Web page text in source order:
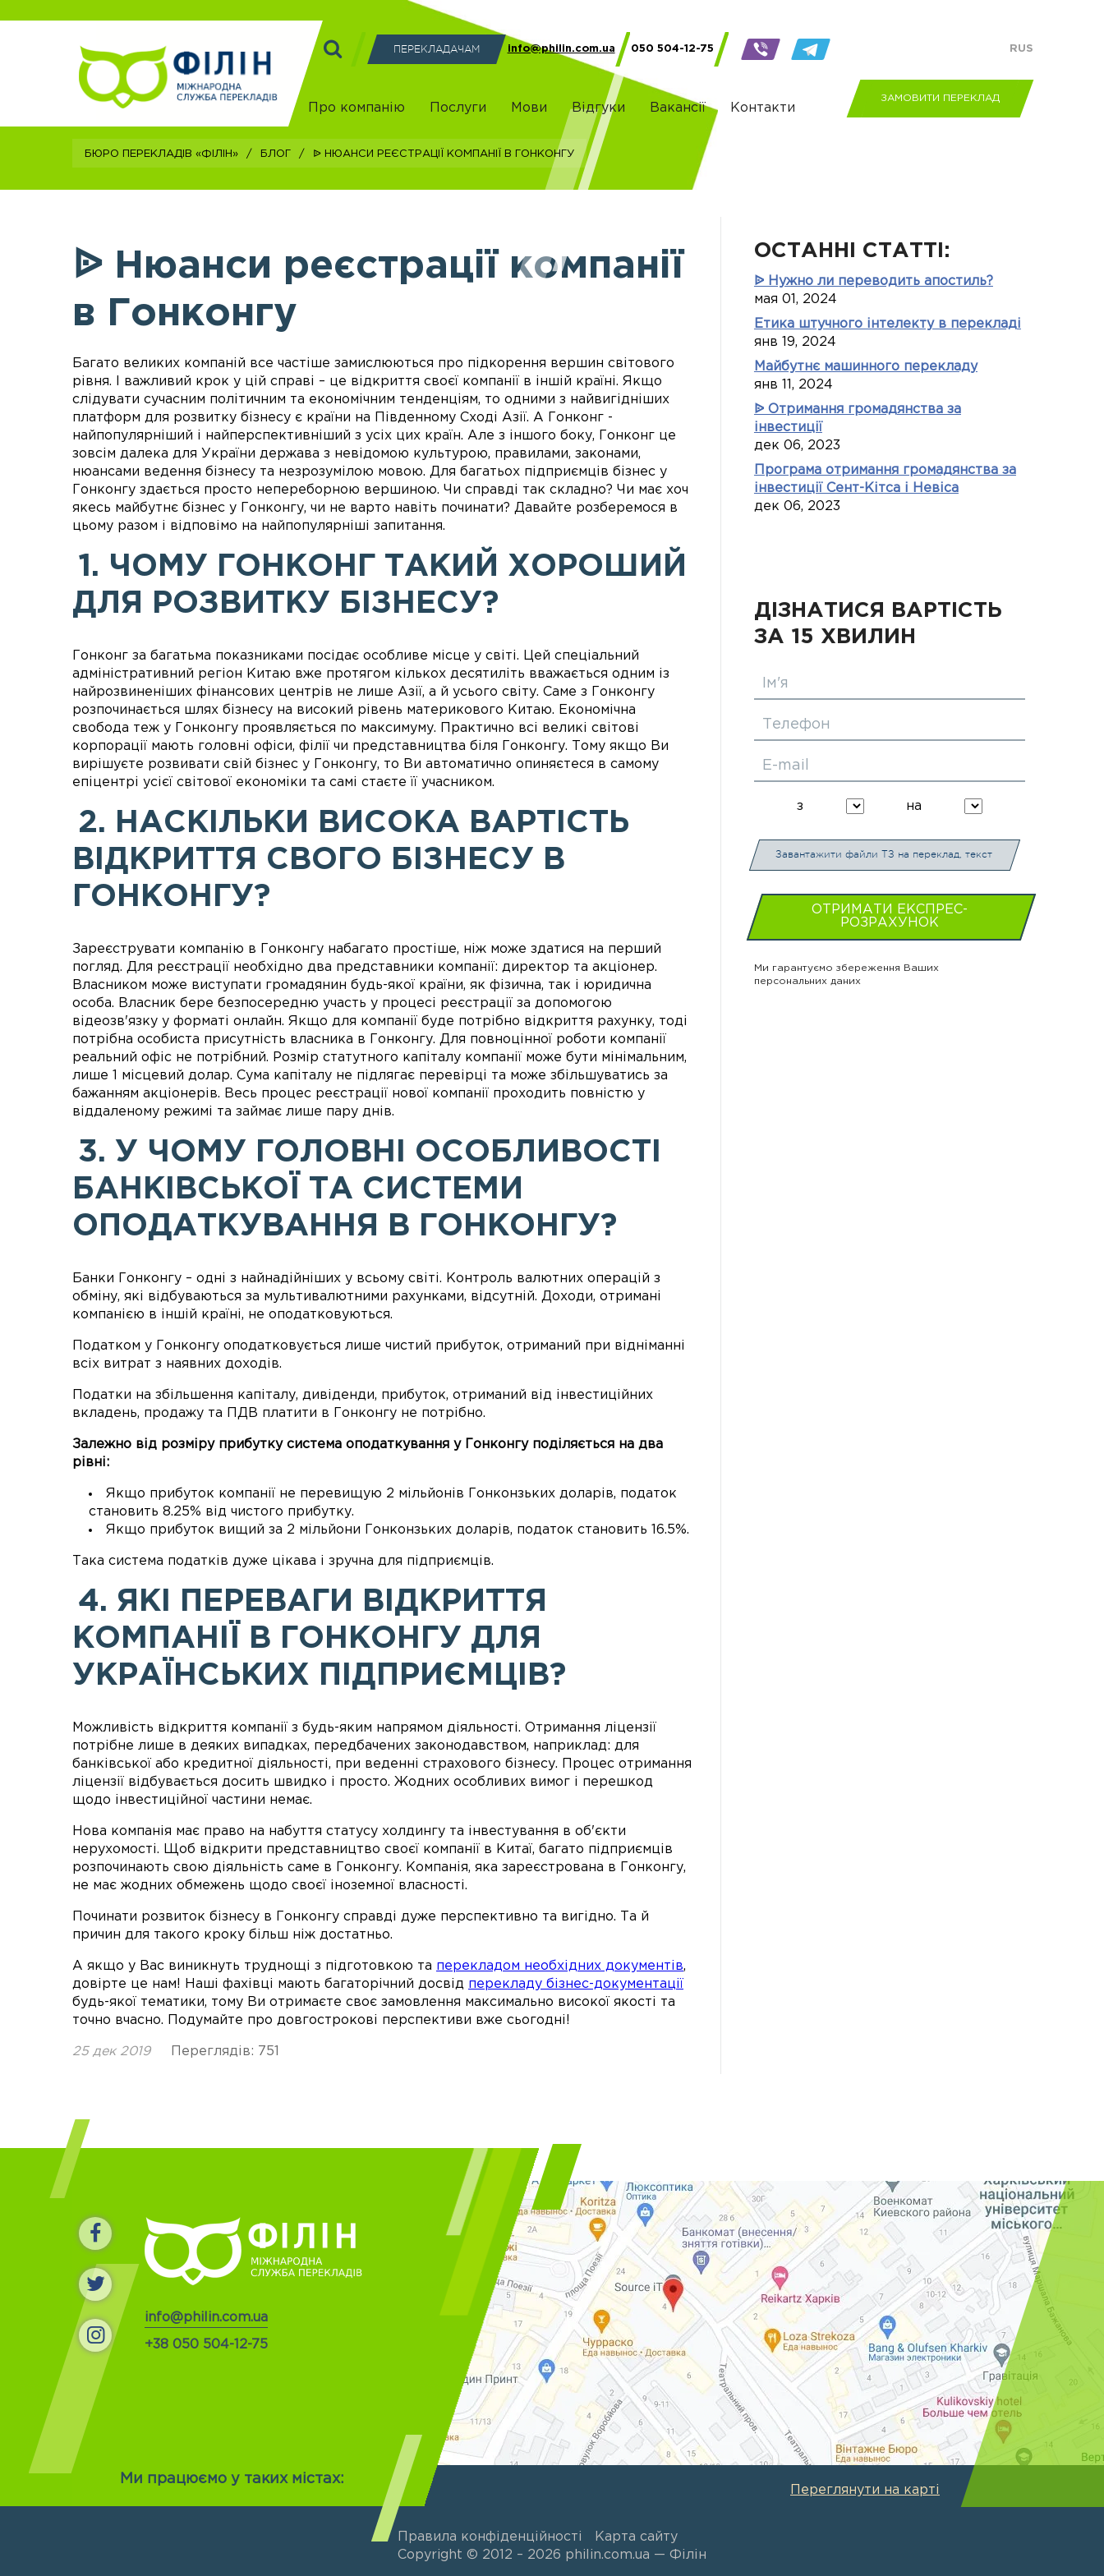
ПЕРЕКЛАДАЧАМ info@philin.com.ua 050 504-12-75 RUS
Про компанію Послуги Мови Відгуки Вакансії Контакти
ЗАМОВИТИ ПЕРЕКЛАД
Бюро перекладів «Філін» / Блог / ᐉ Нюанси реєстрації компанії в Гонконгу
ᐉ Нюанси реєстрації компанії
в Гонконгу
Багато великих компаній все частіше замислюються про підкорення вершин світового
рівня. І важливий крок у цій справі – це відкриття своєї компанії в іншій країні. Якщо
слідувати сучасним політичним та економічним тенденціям, то одними з найвигідніших
платформ для розвитку бізнесу є країни на Південному Сході Азії. А Гонконг -
найпопулярніший і найперспективніший з усіх цих країн. Але з іншого боку, Гонконг це
зовсім далека для України держава з невідомою культурою, правилами, законами,
нюансами ведення бізнесу та незрозумілою мовою. Для багатьох підприємців бізнес у
Гонконгу здається просто непереборною вершиною. Чи справді так складно? Чи має хоч
якесь майбутнє бізнес у Гонконгу, чи не варто навіть починати? Давайте розберемося в
цьому разом і відповімо на найпопулярніші запитання.
1. ЧОМУ ГОНКОНГ ТАКИЙ ХОРОШИЙ
ДЛЯ РОЗВИТКУ БІЗНЕСУ?
Гонконг за багатьма показниками посідає особливе місце у світі. Цей спеціальний
адміністративний регіон Китаю вже протягом кількох десятиліть вважається одним із
найрозвиненіших фінансових центрів не лише Азії, а й усього світу. Саме з Гонконгу
розпочинається шлях бізнесу на високий рівень материкового Китаю. Економічна
свобода теж у Гонконгу проявляється по максимуму. Практично всі великі світові
корпорації мають головні офіси, філії чи представництва біля Гонконгу. Тому якщо Ви
вирішуєте розвивати свій бізнес у Гонконгу, то Ви автоматично опиняєтеся в самому
епіцентрі усієї світової економіки та самі стаєте її учасником.
2. НАСКІЛЬКИ ВИСОКА ВАРТІСТЬ
ВІДКРИТТЯ СВОГО БІЗНЕСУ В
ГОНКОНГУ?
Зареєструвати компанію в Гонконгу набагато простіше, ніж може здатися на перший
погляд. Для реєстрації необхідно два представники компанії: директор та акціонер.
Власником може виступати громадянин будь-якої країни, як фізична, так і юридична
особа. Власник бере безпосередню участь у процесі реєстрації за допомогою
відеозв'язку у форматі онлайн. Якщо для компанії буде потрібно відкриття рахунку, тоді
потрібна особиста присутність власника в Гонконгу. Для повноцінної роботи компанії
реальний офіс не потрібний. Розмір статутного капіталу компанії може бути мінімальним,
лише 1 місцевий долар. Сума капіталу не підлягає перевірці та може збільшуватись за
бажанням акціонерів. Весь процес реєстрації нової компанії проходить повністю у
віддаленому режимі та займає лише пару днів.
3. У ЧОМУ ГОЛОВНІ ОСОБЛИВОСТІ
БАНКІВСЬКОЇ ТА СИСТЕМИ
ОПОДАТКУВАННЯ В ГОНКОНГУ?
Банки Гонконгу – одні з найнадійніших у всьому світі. Контроль валютних операцій з
обміну, які відбуваються за мультивалютними рахунками, відсутній. Доходи, отримані
компанією в іншій країні, не оподатковуються.
Податком у Гонконгу оподатковується лише чистий прибуток, отриманий при відніманні
всіх витрат з наявних доходів.
Податки на збільшення капіталу, дивіденди, прибуток, отриманий від інвестиційних
вкладень, продажу та ПДВ платити в Гонконгу не потрібно.
Залежно від розміру прибутку система оподаткування у Гонконгу поділяється на два
рівні:
Якщо прибуток компанії не перевищую 2 мільйонів Гонконзьких доларів, податок
становить 8.25% від чистого прибутку.
Якщо прибуток вищий за 2 мільйони Гонконзьких доларів, податок становить 16.5%.
Така система податків дуже цікава і зручна для підприємців.
4. ЯКІ ПЕРЕВАГИ ВІДКРИТТЯ
КОМПАНІЇ В ГОНКОНГУ ДЛЯ
УКРАЇНСЬКИХ ПІДПРИЄМЦІВ?
Можливість відкриття компанії з будь-яким напрямом діяльності. Отримання ліцензії
потрібне лише в деяких випадках, передбачених законодавством, наприклад: для
банківської або кредитної діяльності, при веденні страхового бізнесу. Процес отримання
ліцензії відбувається досить швидко і просто. Жодних особливих вимог і перешкод
щодо інвестиційної частини немає.
Нова компанія має право на набуття статусу холдингу та інвестування в об'єкти
нерухомості. Щоб відкрити представництво своєї компанії в Китаї, багато підприємців
розпочинають свою діяльність саме в Гонконгу. Компанія, яка зареєстрована в Гонконгу,
не має жодних обмежень щодо своєї іноземної власності.
Починати розвиток бізнесу в Гонконгу справді дуже перспективно та вигідно. Та й
причин для такого кроку більш ніж достатньо.
А якщо у Вас виникнуть труднощі з підготовкою та перекладом необхідних документів,
довірте це нам! Наші фахівці мають багаторічний досвід перекладу бізнес-документації
будь-якої тематики, тому Ви отримаєте своє замовлення максимально високої якості та
точно вчасно. Подумайте про довгострокові перспективи вже сьогодні!
25 дек 2019 Переглядів: 751
ОСТАННІ СТАТТІ:
ᐉ Нужно ли переводить апостиль?
мая 01, 2024
Етика штучного інтелекту в перекладі
янв 19, 2024
Майбутнє машинного перекладу
янв 11, 2024
ᐉ Отримання громадянства за
інвестиції
дек 06, 2023
Програма отримання громадянства за
інвестиції Сент-Кітса і Невіса
дек 06, 2023
ДІЗНАТИСЯ ВАРТІСТЬ
ЗА 15 ХВИЛИН
Ім'я
Телефон
E-mail
з на
Завантажити файли ТЗ на переклад, текст
ОТРИМАТИ ЕКСПРЕС-
РОЗРАХУНОК
Ми гарантуємо збереження Ваших
персональних даних
info@philin.com.ua
+38 050 504-12-75
Ми працюємо у таких містах:
Правила конфіденційності
Карта сайту
Copyright © 2012 – 2026 philin.com.ua — Філін
Переглянути на карті